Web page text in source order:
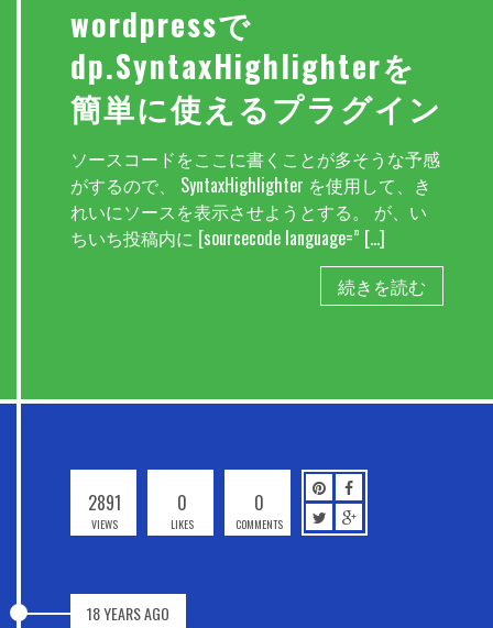
wordpressで
dp.SyntaxHighlighterを
簡単に使えるプラグイン
ソースコードをここに書くことが多そうな予感
がするので、 SyntaxHighlighter を使用して、き
れいにソースを表示させようとする。 が、い
ちいち投稿内に [sourcecode language=” […]
続きを読む
2891
VIEWS
0
LIKES
0
COMMENTS
18 YEARS AGO